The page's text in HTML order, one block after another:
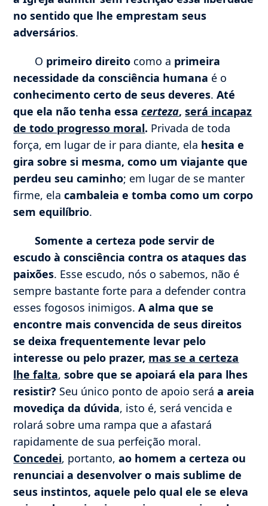
no sentido que lhe emprestam seus
adversários.
O primeiro direito como a primeira
necessidade da consciência humana é o
conhecimento certo de seus deveres.Até
que ela não tenha essacerteza,será incapaz
de todo progresso moral. Privada de toda
força, em lugar de ir para diante, ela hesita e
gira sobre si mesma, como um viajante que
perdeu seu caminho; em lugar de se manter
firme, elacambaleia e tomba como um corpo
sem equilíbrio.
Somente a certeza pode servir de
escudo à consciência contra os ataques das
paixões. Esse escudo, nós o sabemos, não é
sempre bastante forte para a defender contra
esses fogosos inimigos.A alma que se
encontre mais convencida de seus direitos
se deixa frequentemente levar pelo
interesse ou pelo prazer, mas se a certeza
lhe falta,sobre que se apoiará ela para lhes
resistir? Seu único ponto de apoio seráa areia
movediça da dúvida, isto é, será vencida e
rolará sobre uma rampa que a afastará
rapidamente de sua perfeição moral.
Concedei, portanto,ao homem a certeza ou
renunciai a desenvolver o mais sublime de
seus instintos, aquele pelo qual ele se eleva